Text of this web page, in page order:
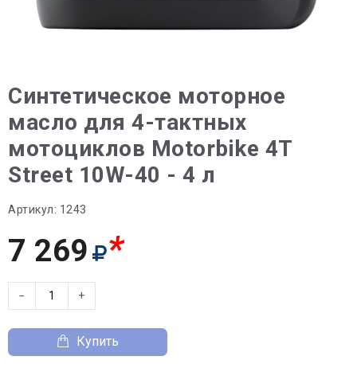
Синтетическое моторное
масло для 4-тактных
мотоциклов Motorbike 4T
Street 10W-40 - 4 л
Артикул: 1243
7 269 *
− +
Купить